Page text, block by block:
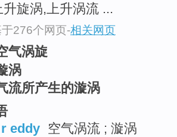
升旋涡,上升涡流 ...
于276个网页-相关网页
气涡旋
涡
流所产生的漩涡
eddy 空气涡流 ; 漩涡